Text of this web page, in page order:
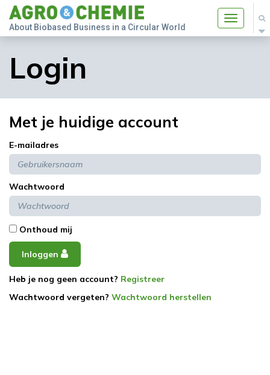
Toggle
About Biobased Business in a Circular World
Login
Met je huidige account
E-mailadres
Wachtwoord
Onthoud mij
Inloggen
Heb je nog geen account? Registreer
Wachtwoord vergeten? Wachtwoord herstellen